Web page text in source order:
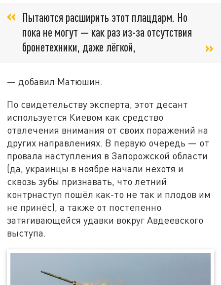
Пытаются расширить этот плацдарм. Но
пока не могут — как раз из-за отсутствия
бронетехники, даже лёгкой,
— добавил Матюшин.
По свидетельству эксперта, этот десант
используется Киевом как средство
отвлечения внимания от своих поражений на
других направлениях. В первую очередь — от
провала наступления в Запорожской области
(да, украинцы в ноябре начали нехотя и
сквозь зубы признавать, что летний
контрнаступ пошёл как-то не так и плодов им
не принёс), а также от постепенно
затягивающейся удавки вокруг Авдеевского
выступа.